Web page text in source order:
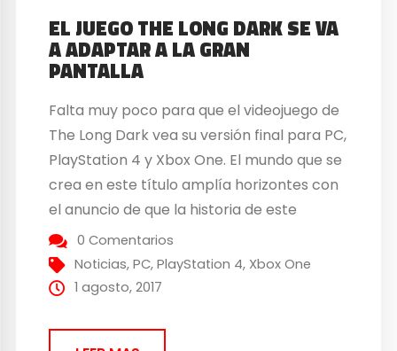
EL JUEGO THE LONG DARK SE VA
A ADAPTAR A LA GRAN
PANTALLA
Falta muy poco para que el videojuego de
The Long Dark vea su versión final para PC,
PlayStation 4 y Xbox One. El mundo que se
crea en este título amplía horizontes con
el anuncio de que la historia de este
videojuego se va a llevar al cine. Jeremy
Bolt, productor que se ha hecho...
0 Comentarios
Noticias,PC,PlayStation 4, Xbox One
1 agosto, 2017